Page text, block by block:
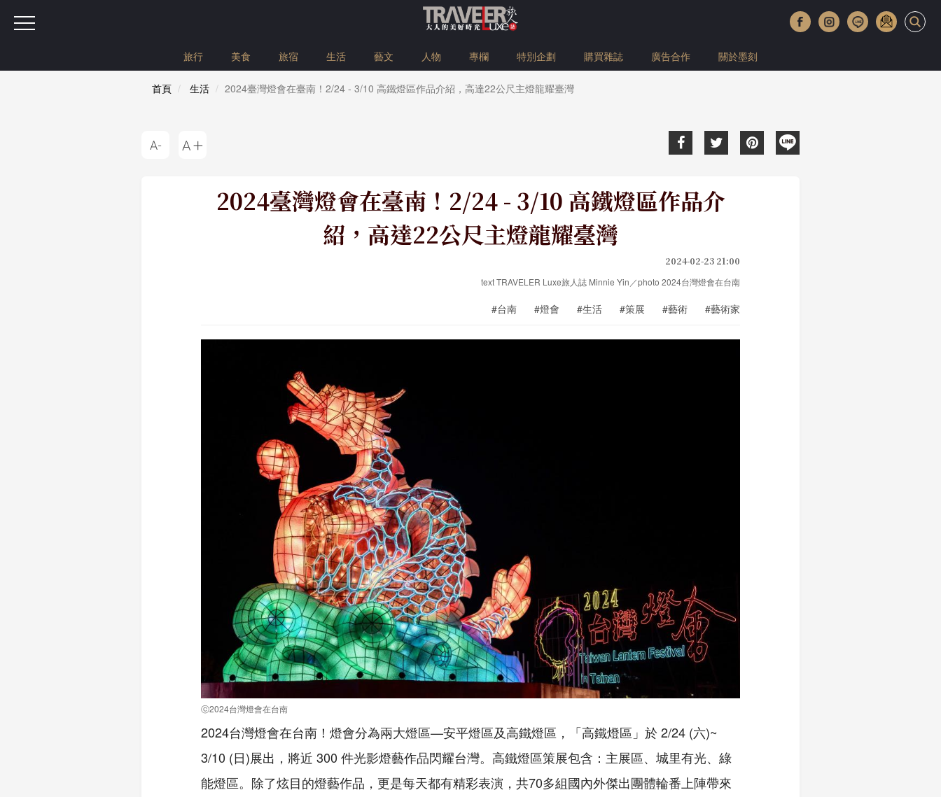
旅行 美食 旅宿 生活 藝文 人物 專欄 特別企劃 購買雜誌 廣告合作 關於墨刻
首頁 生活 2024臺灣燈會在臺南！2/24 - 3/10 高鐵燈區作品介紹，高達22公尺主燈龍耀臺灣
2024臺灣燈會在臺南！2/24 - 3/10 高鐵燈區作品介
紹，高達22公尺主燈龍耀臺灣
2024-02-23 21:00
text TRAVELER Luxe旅人誌 Minnie Yin／photo 2024台灣燈會在台南
#台南 #燈會 #生活 #策展 #藝術 #藝術家
ⓒ2024台灣燈會在台南
2024台灣燈會在台南！燈會分為兩大燈區—安平燈區及高鐵燈區，「高鐵燈區」於 2/24 (六)~
3/10 (日)展出，將近 300 件光影燈藝作品閃耀台灣。高鐵燈區策展包含：主展區、城里有光、綠
能燈區。除了炫目的燈藝作品，更是每天都有精彩表演，共70多組國內外傑出團體輪番上陣帶來